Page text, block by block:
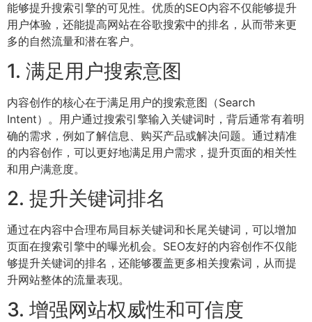
能够提升搜索引擎的可见性。优质的SEO内容不仅能够提升
用户体验，还能提高网站在谷歌搜索中的排名，从而带来更
多的自然流量和潜在客户。
1. 满足用户搜索意图
内容创作的核心在于满足用户的搜索意图（Search
Intent）。用户通过搜索引擎输入关键词时，背后通常有着明
确的需求，例如了解信息、购买产品或解决问题。通过精准
的内容创作，可以更好地满足用户需求，提升页面的相关性
和用户满意度。
2. 提升关键词排名
通过在内容中合理布局目标关键词和长尾关键词，可以增加
页面在搜索引擎中的曝光机会。SEO友好的内容创作不仅能
够提升关键词的排名，还能够覆盖更多相关搜索词，从而提
升网站整体的流量表现。
3. 增强网站权威性和可信度